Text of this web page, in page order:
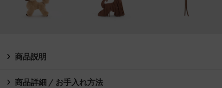
商品説明
商品詳細 / お手入れ方法